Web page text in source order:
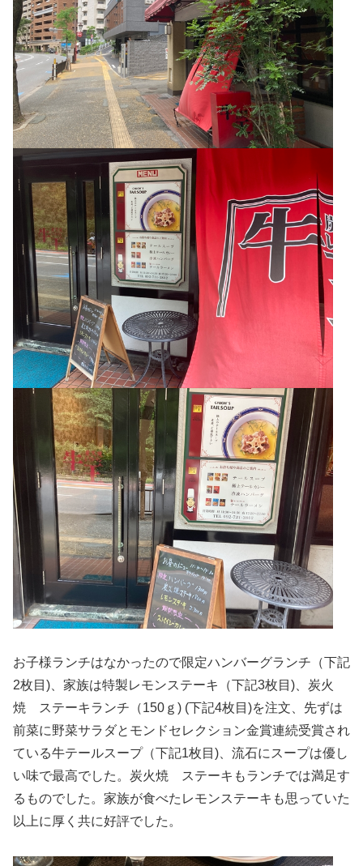
お子様ランチはなかったので限定ハンバーグランチ（下記
2枚目)、家族は特製レモンステーキ（下記3枚目)、炭火
焼 ステーキランチ（150ｇ) (下記4枚目)を注文、先ずは
前菜に野菜サラダとモンドセレクション金賞連続受賞され
ている牛テールスープ（下記1枚目)、流石にスープは優し
い味で最高でした。炭火焼 ステーキもランチでは満足す
るものでした。家族が食べたレモンステーキも思っていた
以上に厚く共に好評でした。